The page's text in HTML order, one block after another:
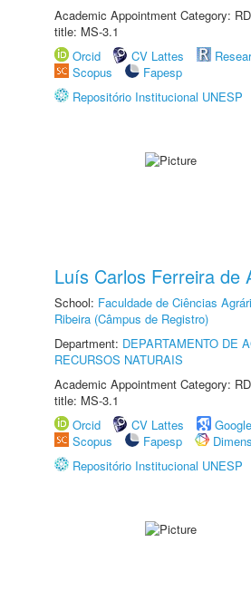
Academic Appointment Category:
title: MS-3.1
Orcid
CV Lattes
Scopus
Fapesp
Repositório Institucional UNESP
Luís Carlos Ferreira de
School: Faculdade de Ciências
Ribeira (Câmpus de Registro)
Department: DEPARTAMENTO DE
RECURSOS NATURAIS
Academic Appointment Category:
title: MS-3.1
Orcid
CV Lattes
Scopus
Fapesp
Repositório Institucional UNESP